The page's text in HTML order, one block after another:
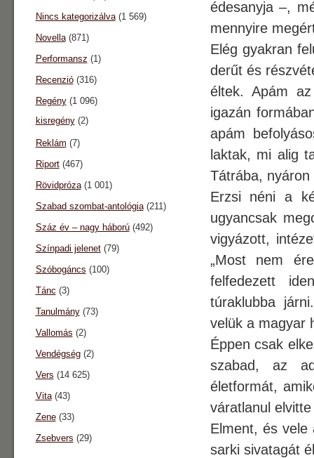
édesanyja –,
mennyire
Elég gyakran
derűt és
éltek. Apám
igazán
apám
laktak, mi alig
Tátrába,
Erzsi néni a
ugyancsak
vigyázott,
„Most nem
felfedezett
túraklubba
velük a magyar
Éppen csak
szabad, az
életformát,
váratlanul
Elment, és vele
sarki sivatagát
Nincs kategorizálva(1 569)
Novella(871)
Performansz (1)
Recenzió(316)
Regény(1 096)
kisregény(2)
Reklám (7)
Riport(467)
Rövidpróza(1 001)
Szabad szombat-antológia(211)
Száz év – nagy háború(492)
Színpadi jelenet(79)
Szóbogáncs (100)
Tánc (3)
Tanulmány(73)
Vallomás (2)
Vendégség(2)
Vers (14 625)
Vita(43)
Zene(33)
Zsebvers (29)